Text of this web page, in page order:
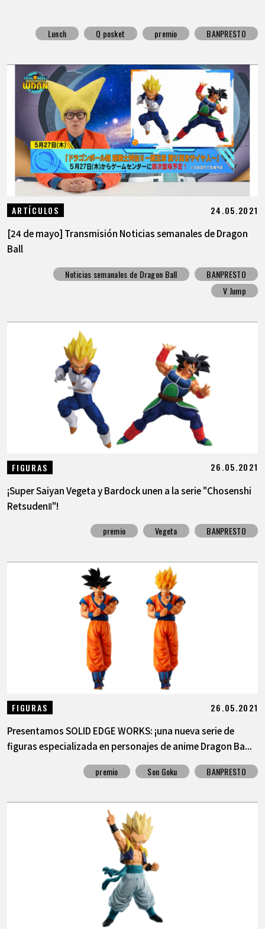
Lunch Q posket premio BANPRESTO
ARTÍCULOS 24.05.2021
[24 de mayo] Transmisión Noticias semanales de Dragon
Ball
Noticias semanales de Dragon Ball
BANPRESTO
V Jump
FIGURAS 26.05.2021
¡Super Saiyan Vegeta y Bardock unen a la serie "Chosenshi
RetsudenⅡ"!
premio Vegeta BANPRESTO
FIGURAS 26.05.2021
Presentamos SOLID EDGE WORKS: ¡una nueva serie de
figuras especializada en personajes de anime Dragon Ba...
premio Son Goku BANPRESTO